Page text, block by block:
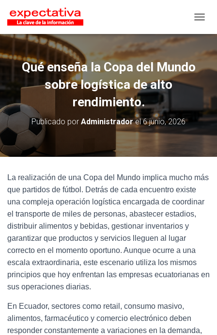
Qué enseña la Copa del Mundo
sobre logística de alto
rendimiento.
Publicado por Administradorel6 junio, 2026
La realización de una Copa del Mundo implica mucho más
que partidos de fútbol. Detrás de cada encuentro existe
una compleja operación logística encargada de coordinar
el transporte de miles de personas, abastecer estadios,
distribuir alimentos y bebidas, gestionar inventarios y
garantizar que productos y servicios lleguen al lugar
correcto en el momento oportuno. Aunque ocurre a una
escala extraordinaria, este escenario utiliza los mismos
principios que hoy enfrentan las empresas ecuatorianas en
sus operaciones diarias.
En Ecuador, sectores como retail, consumo masivo,
alimentos, farmacéutico y comercio electrónico deben
responder constantemente a variaciones en la demanda,